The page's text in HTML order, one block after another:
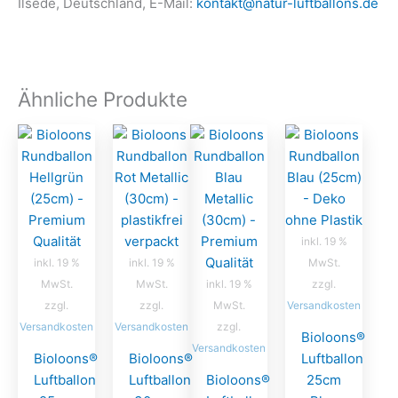
Ähnliche Produkte
inkl. 19 %
MwSt.
zzgl.
Versandkosten
Bioloons®
Luftballon
inkl. 19 %
MwSt.
zzgl.
Versandkosten
Bioloons®
Luftballon
inkl. 19 %
MwSt.
zzgl.
Versandkosten
Bioloons®
inkl. 19 %
MwSt.
zzgl.
Versandkosten
Bioloons®
Luftballon
25cm